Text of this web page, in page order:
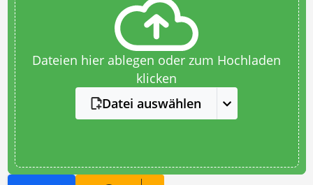
Dateien hier ablegen oder zum Hochladen
klicken
Datei auswählen